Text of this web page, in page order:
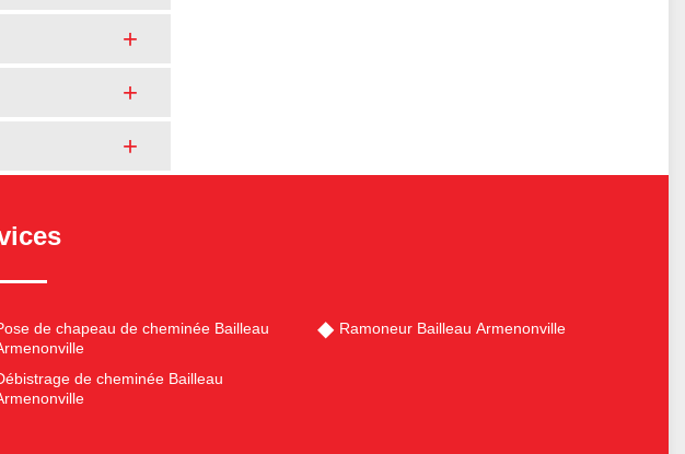
de chapeau de cheminée Bailleau
de cheminée Bailleau
Ramoneur Bailleau Armenonville